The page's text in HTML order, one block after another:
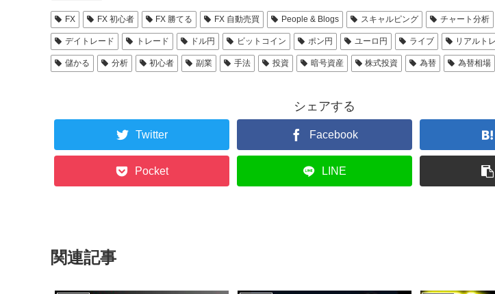
FX FX 初心者 FX 勝てる FX 自動売買 People & Blogs スキャルピング チャート分析
デイトレード トレード ドル円 ビットコイン ポン円 ユーロ円 ライブ リアルト
儲かる 分析 初心者 副業 手法 投資 暗号資産 株式投資 為替 為替相場
シェアする
Twitter Facebook
Pocket LINE
関連記事